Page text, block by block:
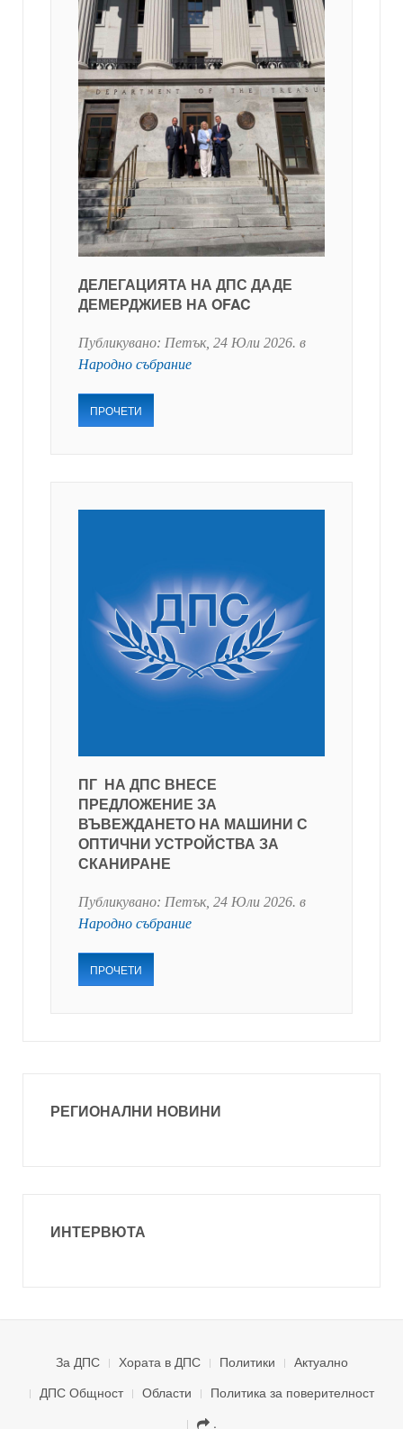
ДЕЛЕГАЦИЯТА НА ДПС ДАДЕ
ДЕМЕРДЖИЕВ НА OFAC
Публикувано: Петък, 24 Юли 2026. в
Народно събрание
ПРОЧЕТИ
ПГ НА ДПС ВНЕСЕ
ПРЕДЛОЖЕНИЕ ЗА
ВЪВЕЖДАНЕТО НА МАШИНИ С
ОПТИЧНИ УСТРОЙСТВА ЗА
СКАНИРАНЕ
Публикувано: Петък, 24 Юли 2026. в
Народно събрание
ПРОЧЕТИ
РЕГИОНАЛНИ НОВИНИ
ИНТЕРВЮТА
За ДПС Хората в ДПС Политики
Актуално
ДПС Общност
Области
Политика за поверителност
.